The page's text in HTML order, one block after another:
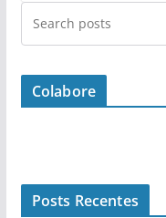
Colabore
Posts Recentes